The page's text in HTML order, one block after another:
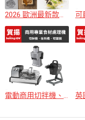
2026 歐洲最新款式矽膠模
電動商用切拌機、電動商用佐料機、電動商用切菜機